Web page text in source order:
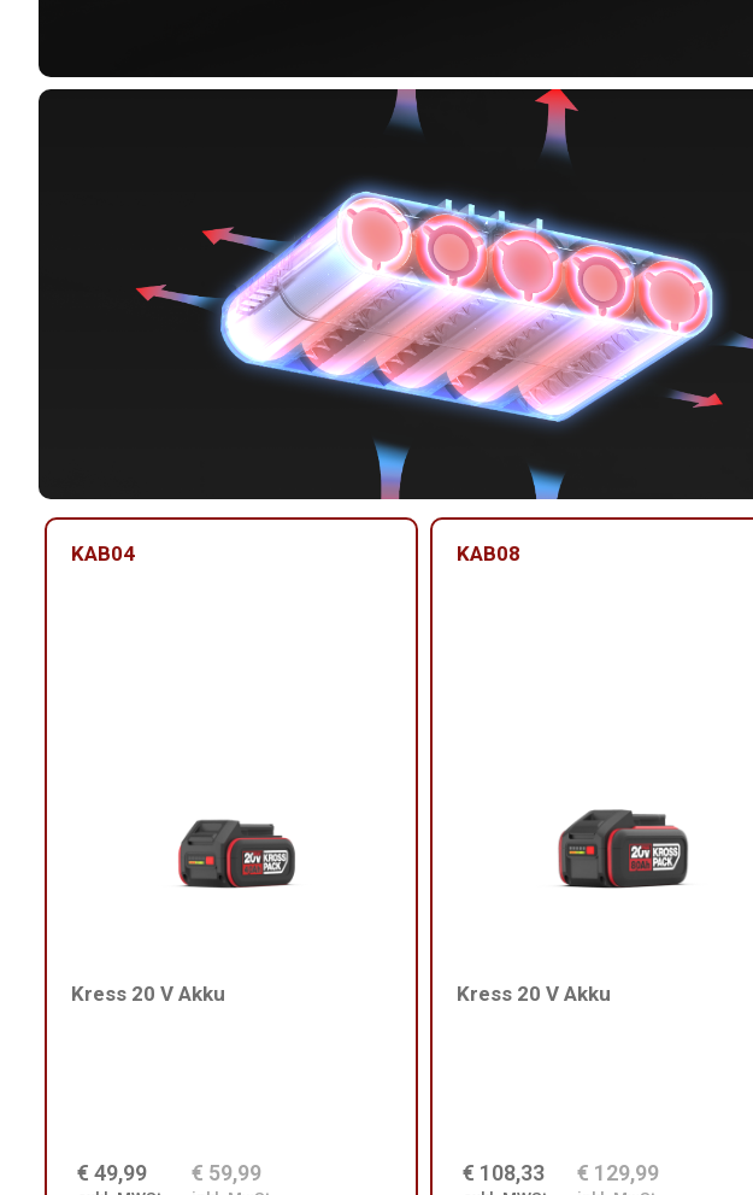
KAB04
Kress 20 V Akku
€ 49,99 € 59,99
KAB08
Kress 20 V Akku
€ 108,33 € 129,99